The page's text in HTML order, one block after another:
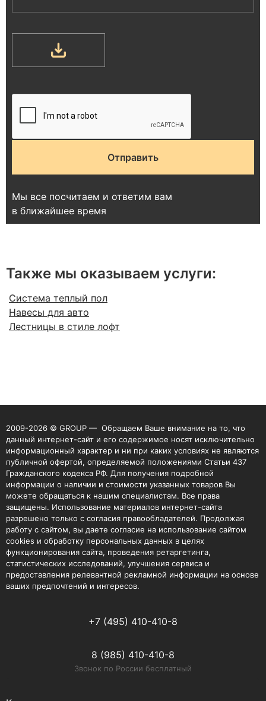
Мы все посчитаем и ответим вам
в ближайшее время
Также мы оказываем услуги:
Система теплый пол
Навесы для авто
Лестницы в стиле лофт
2009-2026 © GROUP — Обращаем Ваше внимание на то, что
данный интернет-сайт и его содержимое носят исключительно
информационный характер и ни при каких условиях не являются
публичной офертой, определяемой положениями Статьи 437
Гражданского кодекса РФ. Для получения подробной
информации о наличии и стоимости указанных товаров Вы
можете обращаться к нашим специалистам. Все права
защищены. Использование материалов интернет-сайта
разрешено только с согласия правообладателей. Продолжая
работу с сайтом, вы даете согласие на использование сайтом
cookies и обработку персональных данных в целях
функционирования сайта, проведения ретаргетинга,
статистических исследований, улучшения сервиса и
предоставления релевантной рекламной информации на основе
ваших предпочтений и интересов.
+7 (495) 410-410-8
8 (985) 410-410-8
Звонок по России бесплатный